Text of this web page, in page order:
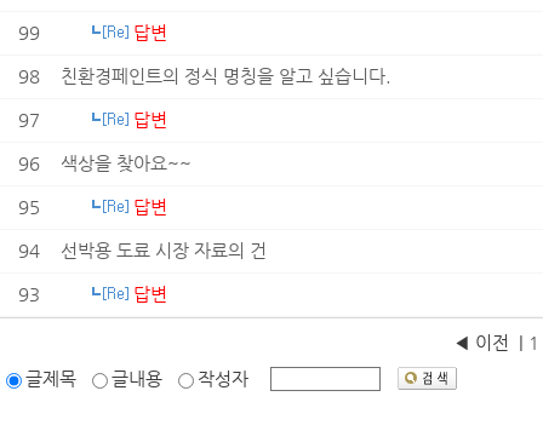
99 답변
98 친환경페인트의 정식 명칭을 알고 싶습니다.
97 답변
96 색상을 찾아요~~
95 답변
94 선박용 도료 시장 자료의 건
93 답변
◀ 이전
글제목
글내용 작성자